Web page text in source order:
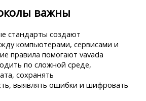
важны
стандарты создают
компьютерами, сервисами и
правила помогают vavada
по сложной среде,
сохранять
выявлять ошибки и шифровать